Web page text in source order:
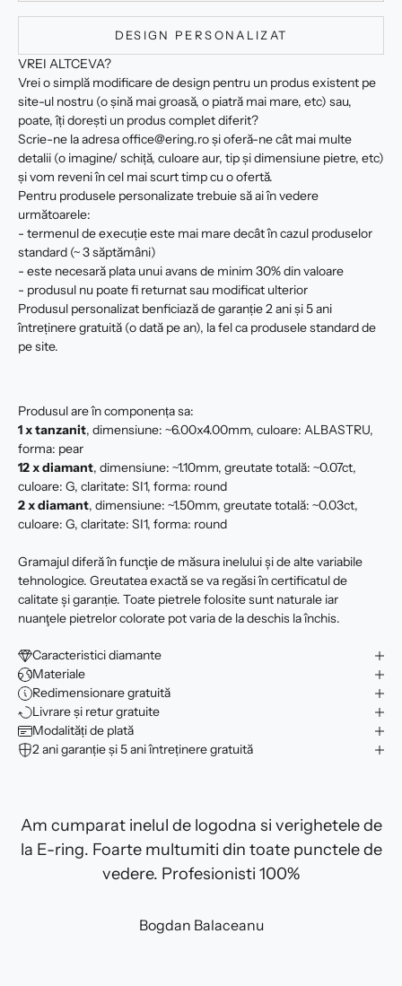
DESIGN PERSONALIZAT
VREI ALTCEVA?
Vrei o simplă modificare de design pentru un produs existent pe
site-ul nostru (o șină mai groasă, o piatră mai mare, etc) sau,
poate, îți dorești un produs complet diferit?
Scrie-ne la adresa office@ering.ro și oferă-ne cât mai multe
detalii (o imagine/ schiță, culoare aur, tip și dimensiune pietre, etc)
și vom reveni în cel mai scurt timp cu o ofertă.
Pentru produsele personalizate trebuie să ai în vedere
următoarele:
- termenul de execuție este mai mare decât în cazul produselor
standard (~ 3 săptămâni)
- este necesară plata unui avans de minim 30% din valoare
- produsul nu poate fi returnat sau modificat ulterior
Produsul personalizat benficiază de garanție 2 ani și 5 ani
întreținere gratuită (o dată pe an), la fel ca produsele standard de
pe site.
Produsul are în componența sa:
1 x tanzanit, dimensiune: ~6.00x4.00mm, culoare: ALBASTRU,
forma: pear
12 xdiamant, dimensiune: ~1.10mm, greutate totală: ~0.07ct,
culoare: G, claritate: SI1, forma: round
2 xdiamant, dimensiune: ~1.50mm, greutate totală: ~0.03ct,
culoare: G, claritate: SI1, forma: round
Gramajul diferă în funcţie de măsura inelului şi de alte variabile
tehnologice. Greutatea exactă se va regăsi în certificatul de
calitate şi garanție. Toate pietrele folosite sunt naturale iar
nuanţele pietrelor colorate pot varia de la deschis la închis.
Caracteristici diamante
Materiale
Redimensionare gratuită
Livrare și retur gratuite
Modalități de plată
2 ani garanție și 5 ani întreținere gratuită
Am cumparat inelul de logodna si verighetele de
la E-ring. Foarte multumiti din toate punctele de
vedere. Profesionisti 100%
Bogdan Balaceanu